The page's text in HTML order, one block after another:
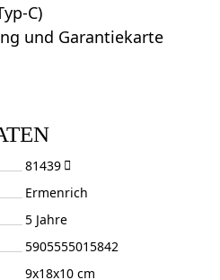
C)
und Garantiekarte
81439
Ermenrich
5 Jahre
5905555015842
9x18x10 cm